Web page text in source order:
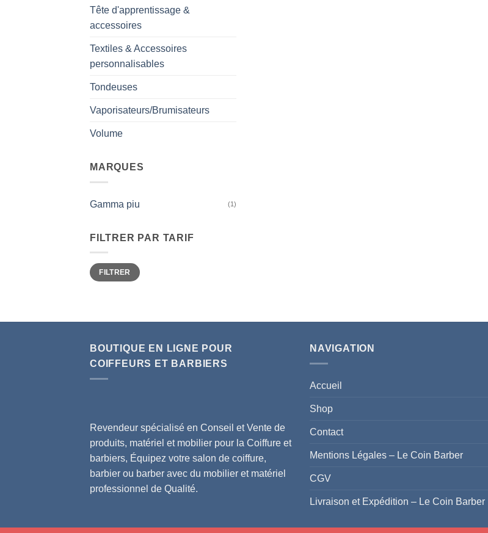
Tête d'apprentissage &
accessoires
Textiles & Accessoires
personnalisables
Tondeuses
Vaporisateurs/Brumisateurs
Volume
MARQUES
Gamma piu (1)
FILTRER PAR TARIF
Prix
min
Prix
maxFILTRER
BOUTIQUE EN LIGNE POUR
COIFFEURS ET BARBIERS
Revendeur spécialisé en Conseil et Vente de
produits, matériel et mobilier pour la Coiffure et
barbiers, Équipez votre salon de coiffure,
barbier ou barber avec du mobilier et matériel
professionnel de Qualité.
NAVIGATION
Accueil
Shop
Contact
Mentions Légales – Le Coin Barber
CGV
Livraison et Expédition – Le Coin Barber